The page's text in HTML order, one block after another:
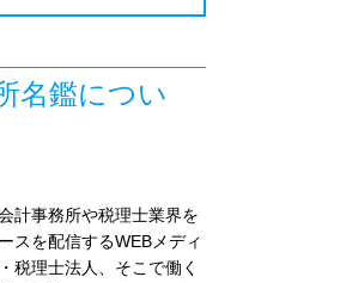
名鑑につい
計事務所や税理士業界を
スを配信するWEBメディ
税理士法人、そこで働く